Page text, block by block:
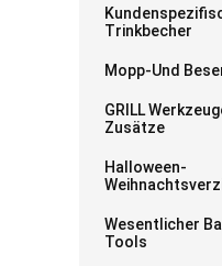
Trinkbecher
Mopp-Und
GRILL
Zusätze
Halloween-
Wesentlicher
Tools